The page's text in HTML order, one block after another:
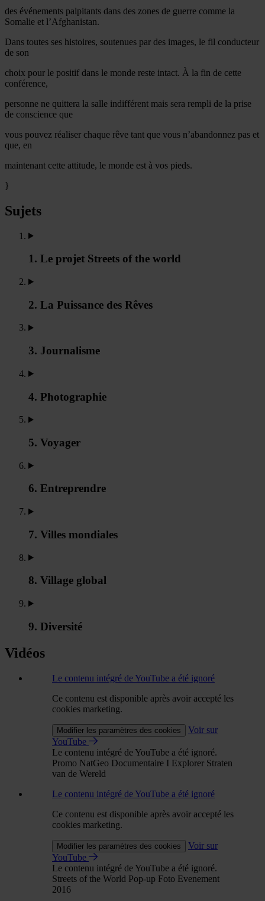
des événements palpitants dans des zones de guerre comme la
Somalie et l’Afghanistan.
Dans toutes ses histoires, soutenues par des images, le fil conducteur
de son
choix pour le positif dans le monde reste intact. À la fin de cette
conférence,
personne ne quittera la salle indifférent mais sera rempli de la prise
de conscience que
vous pouvez réaliser chaque rêve tant que vous n’abandonnez pas et
que, en
maintenant cette attitude, le monde est à vos pieds.
}
Sujets
1. Le projet Streets of the world
2. La Puissance des Rêves
3. Journalisme
4. Photographie
5. Voyager
6. Entreprendre
7. Villes mondiales
8. Village global
9. Diversité
Vidéos
Le contenu intégré de YouTube a été ignoré
Ce contenu est disponible après avoir accepté les
cookies marketing.
Modifier les paramètres des cookies
Voir sur
YouTube
Le contenu intégré de YouTube a été ignoré.
Promo NatGeo Documentaire I Explorer Straten
van de Wereld
Le contenu intégré de YouTube a été ignoré
Ce contenu est disponible après avoir accepté les
cookies marketing.
Modifier les paramètres des cookies
Voir sur
YouTube
Le contenu intégré de YouTube a été ignoré.
Streets of the World Pop-up Foto Evenement
2016